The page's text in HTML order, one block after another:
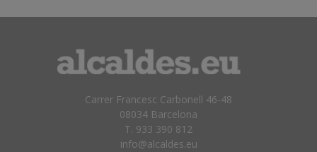
Carrer Francesc Carbonell 46-48
08034 Barcelona
T. 933 390 812
info@alcaldes.eu